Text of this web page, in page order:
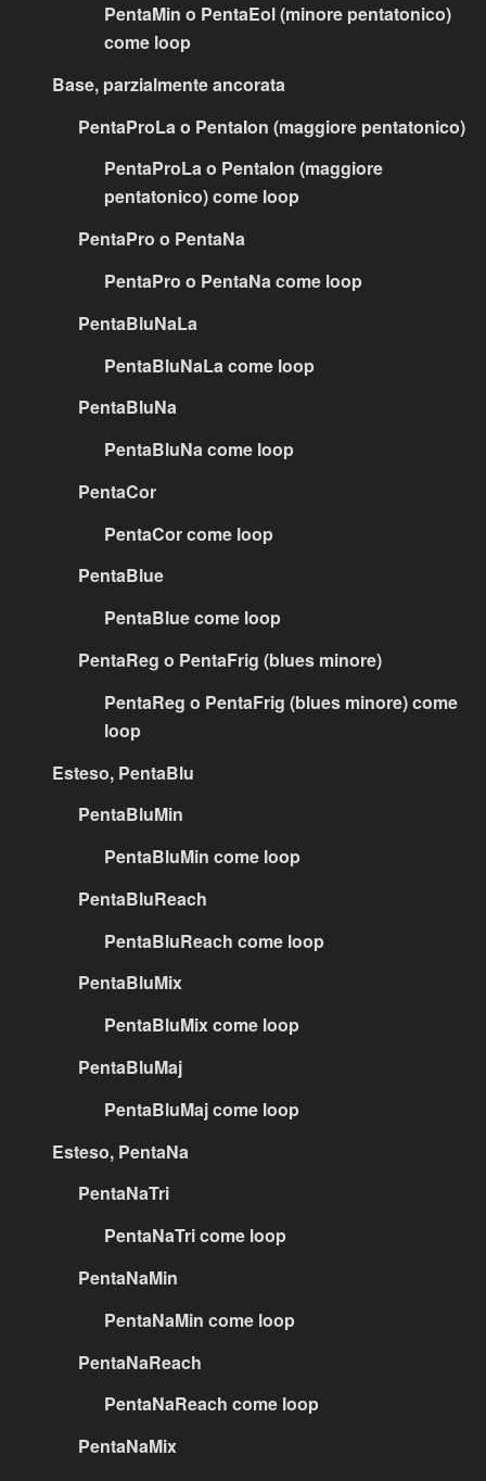
PentaMin o PentaEol (minore pentatonico)
come loop
Base, parzialmente ancorata
PentaProLa o PentaIon (maggiore pentatonico)
PentaProLa o PentaIon (maggiore
pentatonico) come loop
PentaPro o PentaNa
PentaPro o PentaNa come loop
PentaBluNaLa
PentaBluNaLa come loop
PentaBluNa
PentaBluNa come loop
PentaCor
PentaCor come loop
PentaBlue
PentaBlue come loop
PentaReg o PentaFrig (blues minore)
PentaReg o PentaFrig (blues minore) come
loop
Esteso, PentaBlu
PentaBluMin
PentaBluMin come loop
PentaBluReach
PentaBluReach come loop
PentaBluMix
PentaBluMix come loop
PentaBluMaj
PentaBluMaj come loop
Esteso, PentaNa
PentaNaTri
PentaNaTri come loop
PentaNaMin
PentaNaMin come loop
PentaNaReach
PentaNaReach come loop
PentaNaMix